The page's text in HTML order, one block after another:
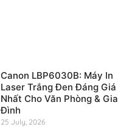
Canon LBP6030B: Máy In
Laser Trắng Đen Đáng Giá
Nhất Cho Văn Phòng & Gia
Đình
25 July, 2026